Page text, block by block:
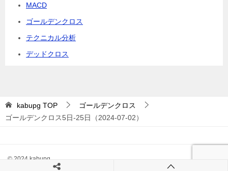
MACD
ゴールデンクロス
テクニカル分析
デッドクロス
kabupg TOP
ゴールデンクロス
ゴールデンクロス5日-25日（2024-07-02）
© 2024 kabupg